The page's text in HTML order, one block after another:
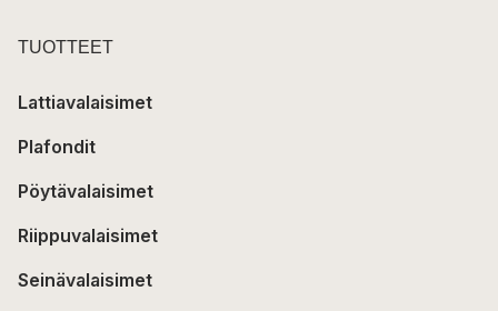
TUOTTEET
Lattiavalaisimet
Plafondit
Pöytävalaisimet
Riippuvalaisimet
Seinävalaisimet